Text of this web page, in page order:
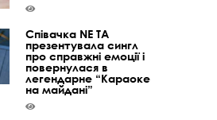
Співачка NE TA
презентувала сингл
про справжні емоції і
повернулася в
легендарне “Караоке
на майдані”